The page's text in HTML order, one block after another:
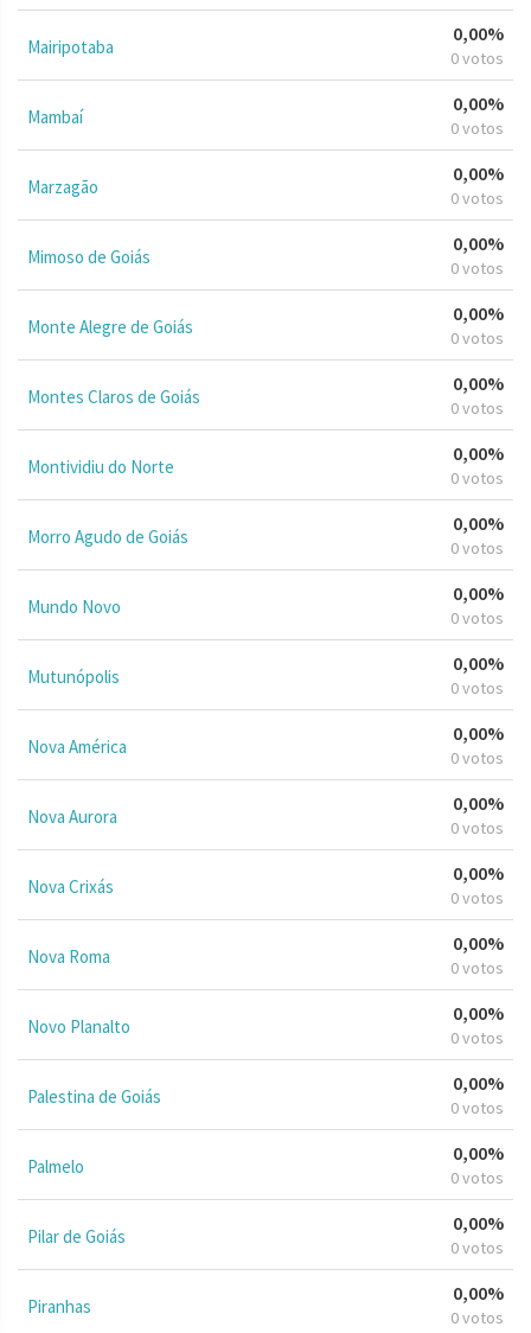
Mairipotaba
0,00%
0 votos
Mambaí
0,00%
0 votos
Marzagão
0,00%
0 votos
Mimoso de Goiás
0,00%
0 votos
Monte Alegre de Goiás
0,00%
0 votos
Montes Claros de Goiás
0,00%
0 votos
Montividiu do Norte
0,00%
0 votos
Morro Agudo de Goiás
0,00%
0 votos
Mundo Novo
0,00%
0 votos
Mutunópolis
0,00%
0 votos
Nova América
0,00%
0 votos
Nova Aurora
0,00%
0 votos
Nova Crixás
0,00%
0 votos
Nova Roma
0,00%
0 votos
Novo Planalto
0,00%
0 votos
Palestina de Goiás
0,00%
0 votos
Palmelo
0,00%
0 votos
Pilar de Goiás
0,00%
0 votos
Piranhas
0,00%
0 votos